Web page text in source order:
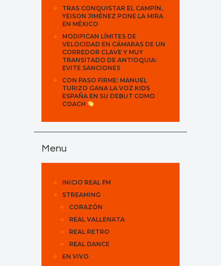
TRAS CONQUISTAR EL CAMPÍN,
YEISON JIMÉNEZ PONE LA MIRA
EN MÉXICO
MODIFICAN LÍMITES DE
VELOCIDAD EN CÁMARAS DE UN
CORREDOR CLAVE Y MUY
TRANSITADO DE ANTIOQUIA:
EVITE SANCIONES
CON PASO FIRME: MANUEL
TURIZO GANA LA VOZ KIDS
ESPAÑA EN SU DEBUT COMO
COACH
Menu
INICIO REAL FM
STREAMING
CORAZÓN
REAL VALLENATA
REAL RETRO
REAL DANCE
EN VIVO